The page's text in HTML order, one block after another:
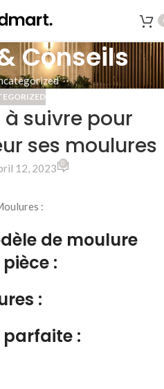
Conseils
à suivre pour
ses moulures
12, 2023 0
:
de moulure
:
:
parfaite :